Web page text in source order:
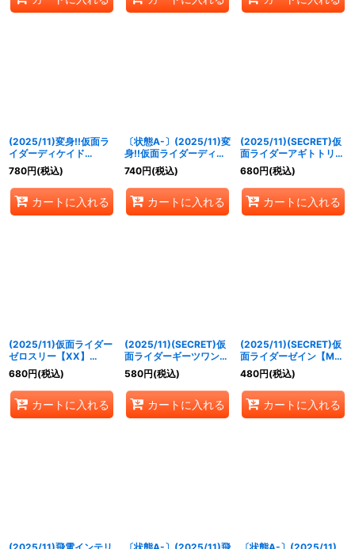
(2025/11)変身!!仮面ラ
イダーディケイド
【CP】{CB34-CP02}
《赤》
780円(税込)
カートに入れる
〔状態A-〕(2025/11)変
身!!仮面ライダーディケ
イド【CP】{CB34-
CP02}《赤》
740円(税込)
カートに入れる
(2025/11)(SECRET)仮
面ライダーアギトトリニ
ティフォーム[2]【X-
SEC】{CB34-X01}
《多》
680円(税込)
カートに入れる
(2025/11)仮面ライダー
ゼロスリー【XX】
{CB34-XX01}《多》
680円(税込)
カートに入れる
(2025/11)(SECRET)仮
面ライダーギーツワンネ
ス【X-SEC】{CB34-
X05}《白》
580円(税込)
カートに入れる
(2025/11)(SECRET)仮
面ライダーゼイン【M-
SEC】{CB34-025}
《紫》
480円(税込)
カートに入れる